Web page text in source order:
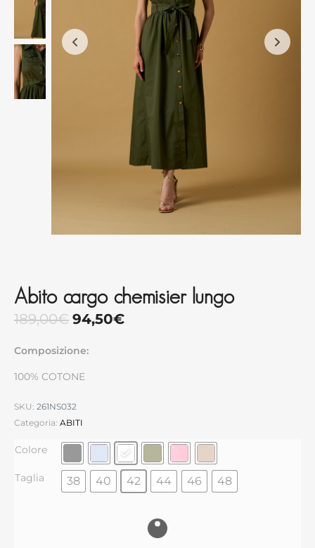
Abito cargo chemisier lungo
189,00€ 94,50€
Composizione:
100% COTONE
SKU: 261NS032
Categoria: ABITI
Colore
Taglia 38 40 42 44 46 48